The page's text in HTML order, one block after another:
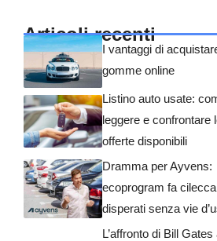
Articoli recenti
I vantaggi di
gomme online
Listino auto usate:
leggere e confrontare
offerte disponibili
Dramma per Ayvens:
ecoprogram fa
disperati senza vie
L’affronto di Bill